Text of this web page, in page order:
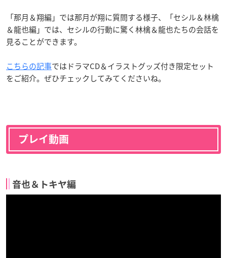
「那月＆翔編」では那月が翔に質問する様子、「セシル＆林檎
＆龍也編」 では、セシルの行動に驚く林檎＆龍也たちの会話を
見ることができます。
こちらの記事ではドラマCD＆イラストグッズ付き限定セット
をご紹介。ぜひチェックしてみてくださいね。
プレイ動画
音也＆トキヤ編